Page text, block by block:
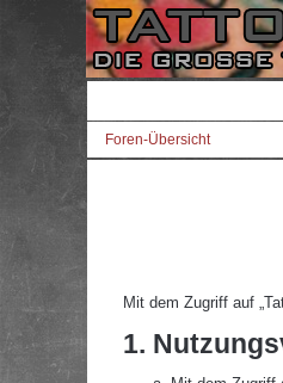
Foren-Übersicht
Mit dem Zugriff auf
1.